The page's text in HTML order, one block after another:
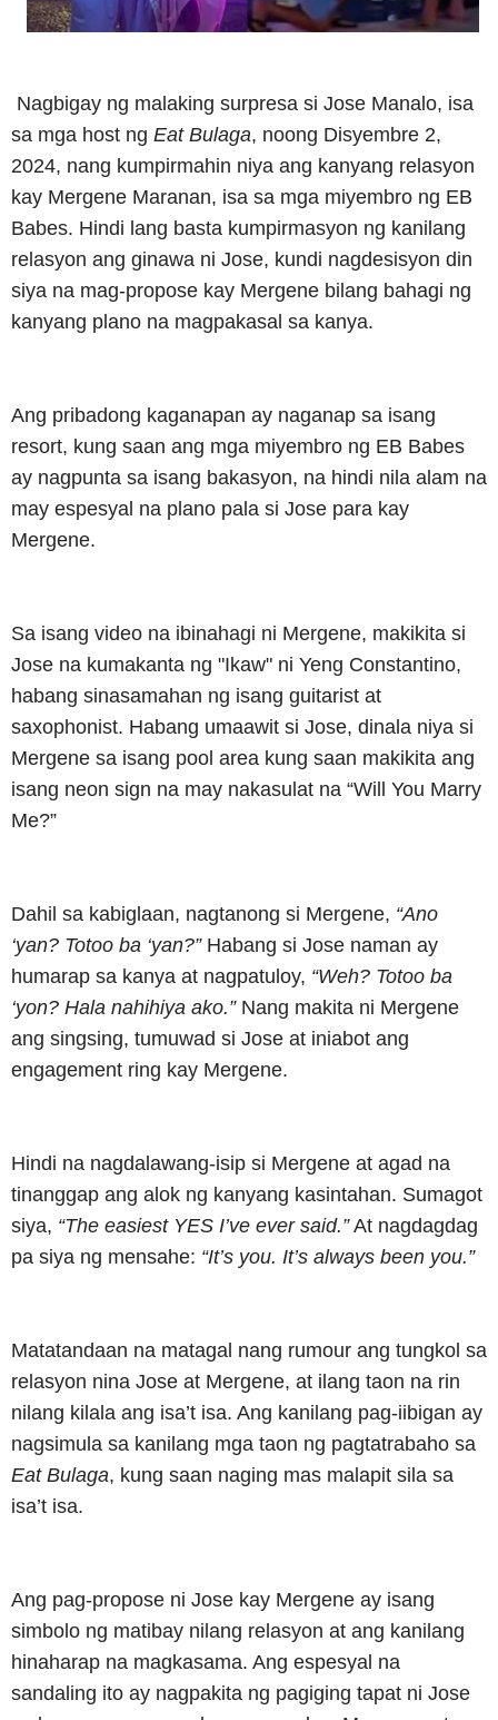
Nagbigay ng malaking surpresa si Jose Manalo, isa
sa mga host ng Eat Bulaga, noong Disyembre 2,
2024, nang kumpirmahin niya ang kanyang relasyon
kay Mergene Maranan, isa sa mga miyembro ng EB
Babes. Hindi lang basta kumpirmasyon ng kanilang
relasyon ang ginawa ni Jose, kundi nagdesisyon din
siya na mag-propose kay Mergene bilang bahagi ng
kanyang plano na magpakasal sa kanya.
Ang pribadong kaganapan ay naganap sa isang
resort, kung saan ang mga miyembro ng EB Babes
ay nagpunta sa isang bakasyon, na hindi nila alam na
may espesyal na plano pala si Jose para kay
Mergene.
Sa isang video na ibinahagi ni Mergene, makikita si
Jose na kumakanta ng "Ikaw" ni Yeng Constantino,
habang sinasamahan ng isang guitarist at
saxophonist. Habang umaawit si Jose, dinala niya si
Mergene sa isang pool area kung saan makikita ang
isang neon sign na may nakasulat na “Will You Marry
Me?”
Dahil sa kabiglaan, nagtanong si Mergene, “Ano
‘yan? Totoo ba ‘yan?”Habang si Jose naman ay
humarap sa kanya at nagpatuloy, “Weh? Totoo ba
‘yon? Hala nahihiya ako.”Nang makita ni Mergene
ang singsing, tumuwad si Jose at iniabot ang
engagement ring kay Mergene.
Hindi na nagdalawang-isip si Mergene at agad na
tinanggap ang alok ng kanyang kasintahan. Sumagot
siya, “The easiest YES I’ve ever said.”At nagdagdag
pa siya ng mensahe: “It’s you. It’s always been you.”
Matatandaan na matagal nang rumour ang tungkol sa
relasyon nina Jose at Mergene, at ilang taon na rin
nilang kilala ang isa’t isa. Ang kanilang pag-iibigan ay
nagsimula sa kanilang mga taon ng pagtatrabaho sa
Eat Bulaga, kung saan naging mas malapit sila sa
isa’t isa.
Ang pag-propose ni Jose kay Mergene ay isang
simbolo ng matibay nilang relasyon at ang kanilang
hinaharap na magkasama. Ang espesyal na
sandaling ito ay nagpakita ng pagiging tapat ni Jose